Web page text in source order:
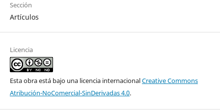
Sección
Artículos
Licencia
Esta obra está bajo una licencia internacionalCreative Commons
Atribución-NoComercial-SinDerivadas 4.0.